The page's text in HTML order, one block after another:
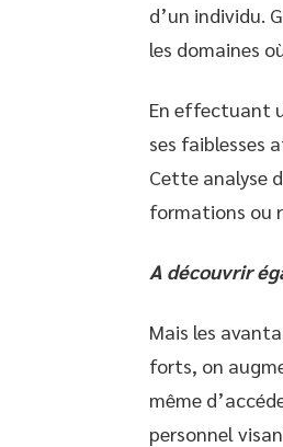
d’un individu.
les domaines
En effectuant
ses faiblesses
Cette analyse
formations ou
A découvrir
Mais les
forts, on
même
personnel